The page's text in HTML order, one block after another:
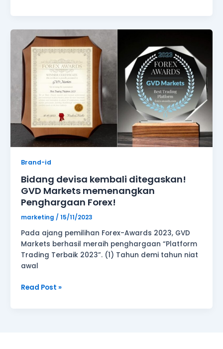
Brand-id
Bidang devisa kembali ditegaskan!
GVD Markets memenangkan
Penghargaan Forex!
marketing / 15/11/2023
Pada ajang pemilihan Forex-Awards 2023, GVD
Markets berhasil meraih penghargaan “Platform
Trading Terbaik 2023”. (1) Tahun demi tahun niat
awal
Bidang
devisa
kembali
ditegaskan!
GVD
Markets
memenangkan
Penghargaan
Forex!
Read Post »